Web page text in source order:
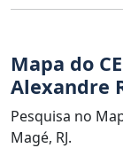
Mapa do
Alexandre
Pesquisa no
Magé, RJ.